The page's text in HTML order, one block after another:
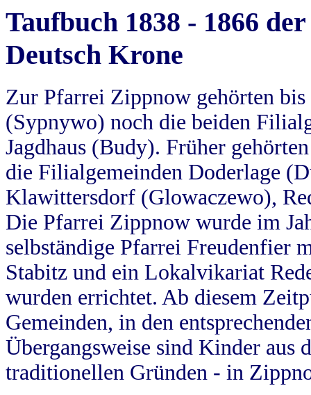
Taufbuch 1838 - 1866
Deutsch Krone
Zur Pfarrei Zippnow gehörten
(Sypnywo) noch die beiden
Jagdhaus (Budy). Früher
die Filialgemeinden Doderlage
Klawittersdorf (Glowaczewo),
Die Pfarrei Zippnow wurde im
selbständige Pfarrei Freudenfier
Stabitz und ein Lokalvikariat
wurden errichtet. Ab diesem
Gemeinden, in den
Übergangsweise sind Kinder aus
traditionellen Gründen - in